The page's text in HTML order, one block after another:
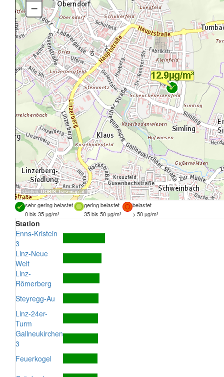
Quellen: DORIS, basemap.at
–
sehr gering belastet gering belastet
belastet
0 bis 35 µg/m³
35 bis 50 µg/m³ > 50 µg/m³
Station
Enns-Kristein
3
Linz-Neue
Welt
Linz-
Römerberg
Steyregg-Au
Linz-24er-
Turm
Gallneukirchen
3
Feuerkogel